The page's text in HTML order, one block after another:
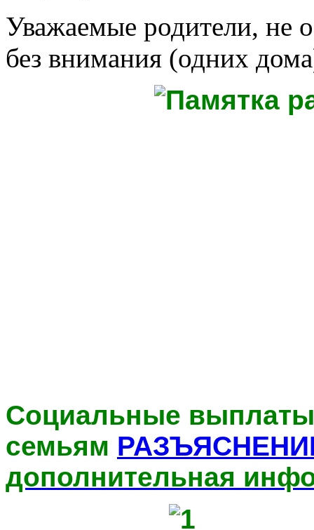
Уважаемые родители, не
без внимания (одних
Социальные
семьям
дополнительная